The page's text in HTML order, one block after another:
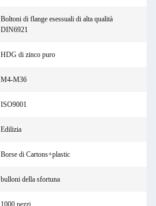
Boltoni di flange esessuali di alta qualità
DIN6921
HDG di zinco puro
M4-M36
ISO9001
Edilizia
Borse di Cartons+plastic
bulloni della sfortuna
1000 pezzi